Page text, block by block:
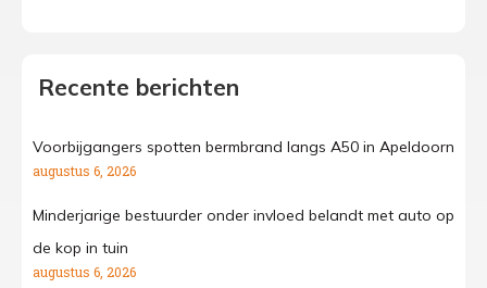
Recente berichten
Voorbijgangers spotten bermbrand langs A50 in Apeldoorn
augustus 6, 2026
Minderjarige bestuurder onder invloed belandt met auto op
de kop in tuin
augustus 6, 2026